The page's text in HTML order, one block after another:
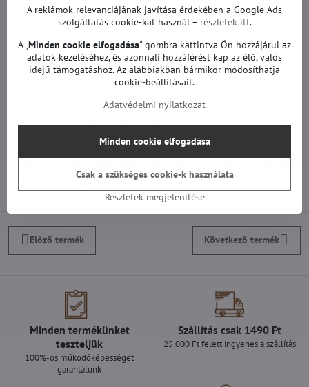
készülékekhez és különféle szerelési munkákhoz is alkalmas.
Fő előnyök:
• erős és tartós rögzítés LCD panelekhez LED háttérvilágítás cserekor
• univerzális felhasználás elektronikában és háztartásban
• hővel, öregedéssel és mechanikai igénybevétellel szembeni
régi szalagot a TV kijelzőjéről és a televízió keretéről. Mindkét
felületet teljesen meg kell tisztítani és zsírtalanítani kell a régi
leválásának veszélye.
Előző termék Következő termék
Minden termékünket
teszteljük
100%-os működőképességet
garantálunk
Szállítás csak 1490 Ft
25 000 Ft felett ingyenes a szállítás
A reklámok relevanciájának javítása érdekében a Google Ads
szolgáltatás cookie-kat használ – részletek itt.
A „ Minden cookie elfogadása" gombra kattintva Ön hozzájárul az
adatok kezeléséhez, és azonnali hozzáférést kap az élő, valós
idejű támogatáshoz. Az alábbiakban bármikor módosíthatja
cookie-beállításait.
Adatvédelmi nyilatkozat
Részletek megjelenítése
Minden cookie elfogadása
Csak a szükséges cookie-k használata